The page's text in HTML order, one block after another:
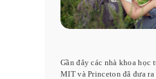
Gần đây các nhà khoa học
MIT và Princeton đã đưa ra